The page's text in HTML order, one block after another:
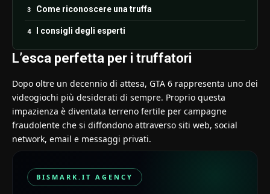
Come riconoscere una truffa
I consigli degli esperti
L’esca perfetta per i truffatori
Dopo oltre un decennio di attesa, GTA 6 rappresenta uno dei
videogiochi più desiderati di sempre. Proprio questa
impazienza è diventata terreno fertile per campagne
fraudolente che si diffondono attraverso siti web, social
network, email e messaggi privati.
BISMARK.IT AGENCY